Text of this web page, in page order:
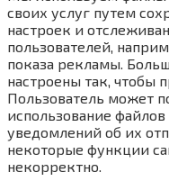
своих услуг путем
настроек и
пользователей,
показа рекламы.
настроены так, чтобы
Пользователь может
использование
уведомлений об их
некоторые функции
некорректно.